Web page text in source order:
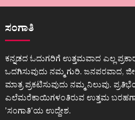
ಸಂಗಾತಿ
ಕನ್ನಡದ ಓದುಗರಿಗೆ ಉತ್ತಮವಾದ ಎಲ್ಲ
ಒದಗಿಸುವುದು ನಮ್ಮ ಗುರಿ. ಜನಪರವಾದ,
ಮಾತ್ರ ಪ್ರಕಟಿಸುವುದು ನಮ್ಮ ನಿಲುವು.
ಎಲೆಮರೆಕಾಯಿಗಳಂತಿರುವ ಉತ್ತಮ
ʼಸಂಗಾತಿʼಯ ಉದ್ದೇಶ.